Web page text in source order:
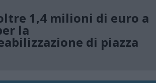
1,4 milioni di euro a
la
di piazza